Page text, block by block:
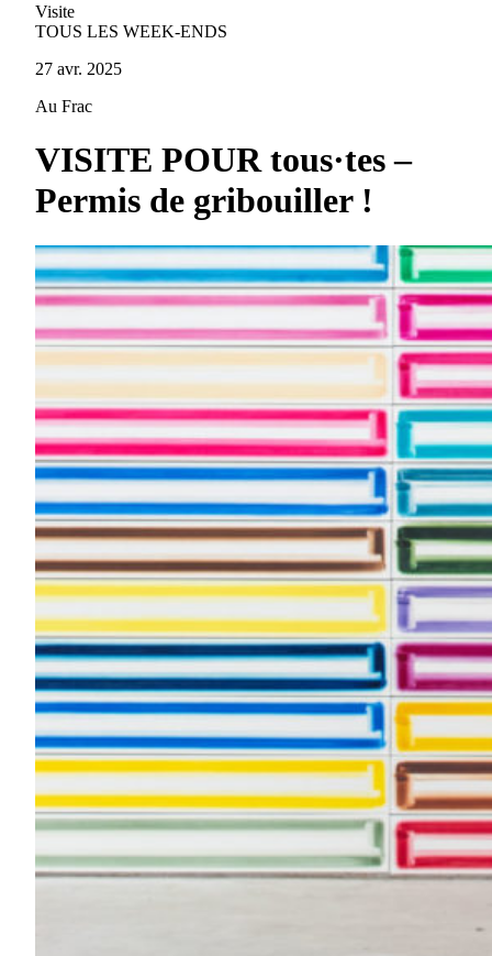
Visite
TOUS LES WEEK-ENDS
27 avr. 2025
Au Frac
VISITE POUR tous·tes –
Permis de gribouiller !